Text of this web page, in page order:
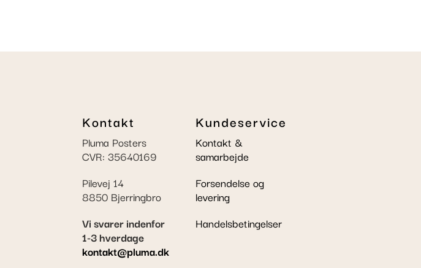
Kontakt
Pluma Posters
CVR: 35640169
Pilevej 14
8850 Bjerringbro
Vi svarer indenfor
1-3 hverdage
kontakt@pluma.dk
Kundeservice
Kontakt &
samarbejde
Forsendelse og
levering
Handelsbetingelser